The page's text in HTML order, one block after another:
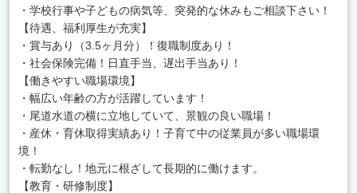
・学校行事や子どもの病気等、突発的な休みもご相談下さい！
【待遇、福利厚生が充実】
・賞与あり（3.5ヶ月分）！復職制度あり！
・社会保険完備！日直手当、遅出手当あり！
【働きやすい職場環境】
・幅広い年齢の方が活躍しています！
・尾道水道の横に立地していて、景観の良い職場！
・産休・育休取得実績あり！子育て中の従業員が多い職場環
境！
・転勤なし！地元に根ざして長期的に働けます。
【教育・研修制度】